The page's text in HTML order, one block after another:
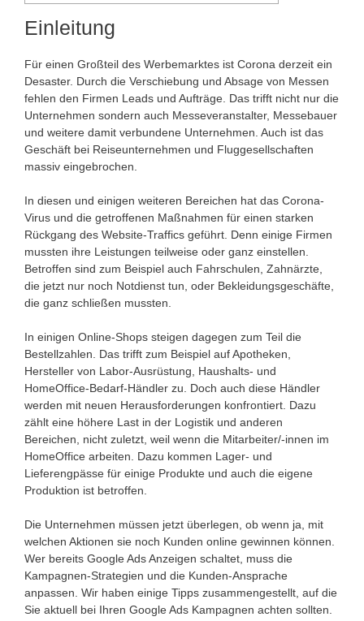
Einleitung
Für einen Großteil des Werbemarktes ist Corona derzeit ein
Desaster. Durch die Verschiebung und Absage von Messen
fehlen den Firmen Leads und Aufträge. Das trifft nicht nur die
Unternehmen sondern auch Messeveranstalter, Messebauer
und weitere damit verbundene Unternehmen. Auch ist das
Geschäft bei Reiseunternehmen und Fluggesellschaften
massiv eingebrochen.
In diesen und einigen weiteren Bereichen hat das Corona-
Virus und die getroffenen Maßnahmen für einen starken
Rückgang des Website-Traffics geführt. Denn einige Firmen
mussten ihre Leistungen teilweise oder ganz einstellen.
Betroffen sind zum Beispiel auch Fahrschulen, Zahnärzte,
die jetzt nur noch Notdienst tun, oder Bekleidungsgeschäfte,
die ganz schließen mussten.
In einigen Online-Shops steigen dagegen zum Teil die
Bestellzahlen. Das trifft zum Beispiel auf Apotheken,
Hersteller von Labor-Ausrüstung, Haushalts- und
HomeOffice-Bedarf-Händler zu. Doch auch diese Händler
werden mit neuen Herausforderungen konfrontiert. Dazu
zählt eine höhere Last in der Logistik und anderen
Bereichen, nicht zuletzt, weil wenn die Mitarbeiter/-innen im
HomeOffice arbeiten. Dazu kommen Lager- und
Lieferengpässe für einige Produkte und auch die eigene
Produktion ist betroffen.
Die Unternehmen müssen jetzt überlegen, ob wenn ja, mit
welchen Aktionen sie noch Kunden online gewinnen können.
Wer bereits Google Ads Anzeigen schaltet, muss die
Kampagnen-Strategien und die Kunden-Ansprache
anpassen. Wir haben einige Tipps zusammengestellt, auf die
Sie aktuell bei Ihren Google Ads Kampagnen achten sollten.